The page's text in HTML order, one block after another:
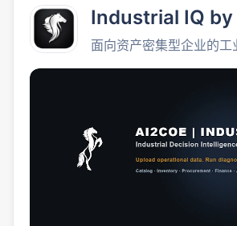
Industrial IQ by
面向资产密集型企业的